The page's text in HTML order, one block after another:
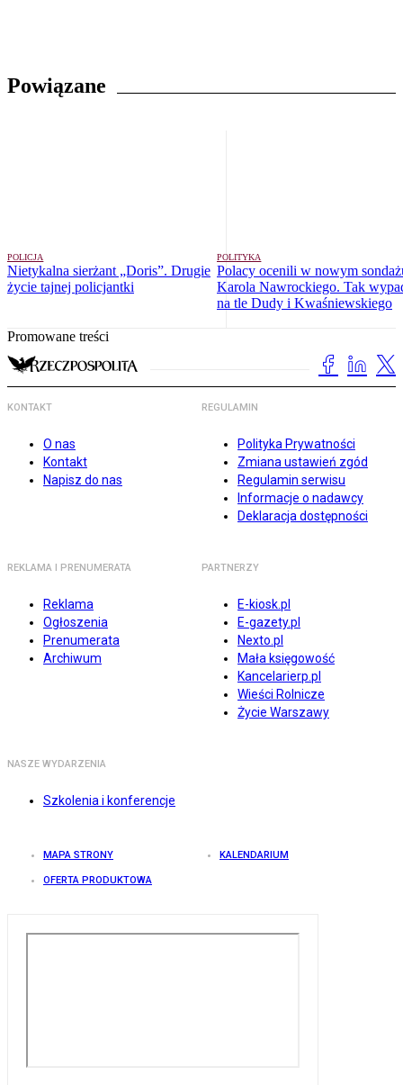
Powiązane
POLICJA
Nietykalna sierżant „Doris”. Drugie
życie tajnej policjantki
POLITYKA
Polacy ocenili w nowym
Karola Nawrockiego. Tak
na tle Dudy i Kwaśniewskiego
Promowane treści
KONTAKT
O nas
Kontakt
Napisz do nas
REGULAMIN
Polityka Prywatności
Zmiana ustawień zgód
Regulamin serwisu
Informacje o nadawcy
Deklaracja dostępności
REKLAMA I PRENUMERATA
Reklama
Ogłoszenia
Prenumerata
Archiwum
PARTNERZY
E-kiosk.pl
E-gazety.pl
Nexto.pl
Mała księgowość
Kancelarierp.pl
Wieści Rolnicze
Życie Warszawy
NASZE WYDARZENIA
Szkolenia i konferencje
MAPA STRONY KALENDARIUM
OFERTA PRODUKTOWA